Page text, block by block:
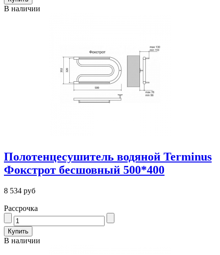
В наличии
Полотенцесушитель водяной Terminus
Фокстрот бесшовный 500*400
8 534 руб
Рассрочка
В наличии